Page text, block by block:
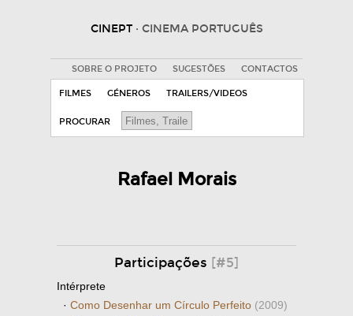
CINEPT · CINEMA PORTUGUÊS
SOBRE O PROJETO SUGESTÕES CONTACTOS
FILMES GÉNEROS TRAILERS/VIDEOS
PROCURAR
Rafael Morais
Participações [#5]
Intérprete
· Como Desenhar um Círculo Perfeito (2009)